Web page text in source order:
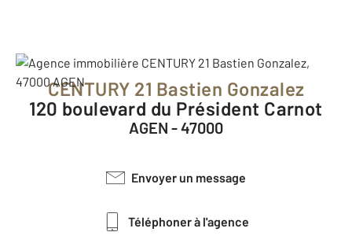
CENTURY 21 Bastien Gonzalez
120 boulevard du Président Carnot
AGEN - 47000
Envoyer un message
Téléphoner à l'agence